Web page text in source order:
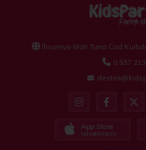
İhsaniye Mah Tuna Cad
0 537
App Store
İndirebilirsiniz